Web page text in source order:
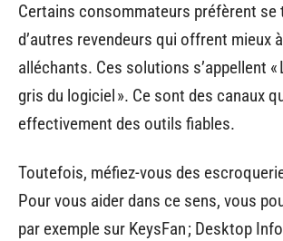
Certains consommateurs préfèrent se
d’autres revendeurs qui offrent mieux
alléchants. Ces solutions s’appellent «
gris du logiciel ». Ce sont des canaux
effectivement des outils fiables.
Toutefois, méfiez-vous des
Pour vous aider dans ce sens, vous
par exemple sur KeysFan ; Desktop